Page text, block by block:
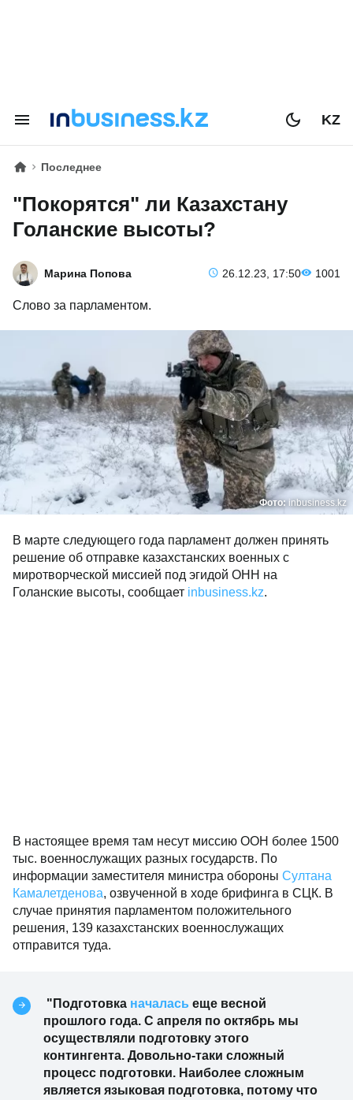
KZ
Последнее
"Покорятся" ли Казахстану
Голанские высоты?
Марина Попова 26.12.23, 17:50 1001
Слово за парламентом.
Фото: inbusiness.kz
В марте следующего года парламент должен принять
решение об отправке казахстанских военных с
миротворческой миссией под эгидой ОНН на
Голанские высоты, сообщает inbusiness.kz.
В настоящее время там несут миссию ООН более 1500
тыс. военнослужащих разных государств. По
информации заместителя министра обороны Султана
Камалетденова, озвученной в ходе брифинга в СЦК. В
случае принятия парламентом положительного
решения, 139 казахстанских военнослужащих
отправится туда.
"Подготовка началась еще весной
прошлого года. С апреля по октябрь мы
осуществляли подготовку этого
контингента. Довольно-таки сложный
процесс подготовки. Наиболее сложным
является языковая подготовка, потому что